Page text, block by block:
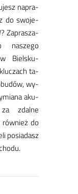
na­pra­
do swo­je­
Za­pra­sza­
Biel­sku­-
ta­
wy­
aku­
zdal­ne
rów­nież do
po­sia­dasz